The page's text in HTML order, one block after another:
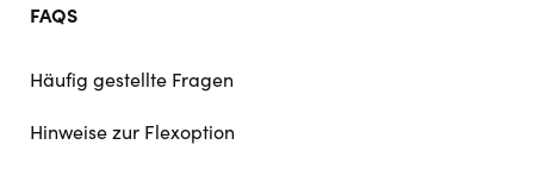
FAQS
Häufig gestellte Fragen
Hinweise zur Flexoption